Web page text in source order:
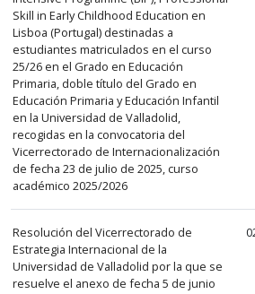
Skill in Early Childhood Education en
Lisboa (Portugal) destinadas a
estudiantes matriculados en el curso
25/26 en el Grado en Educación
Primaria, doble título del Grado en
Educación Primaria y Educación Infantil
en la Universidad de Valladolid,
recogidas en la convocatoria del
Vicerrectorado de Internacionalización
de fecha 23 de julio de 2025, curso
académico 2025/2026
Resolución del Vicerrectorado de
Estrategia Internacional de la
Universidad de Valladolid por la que se
resuelve el anexo de fecha 5 de junio